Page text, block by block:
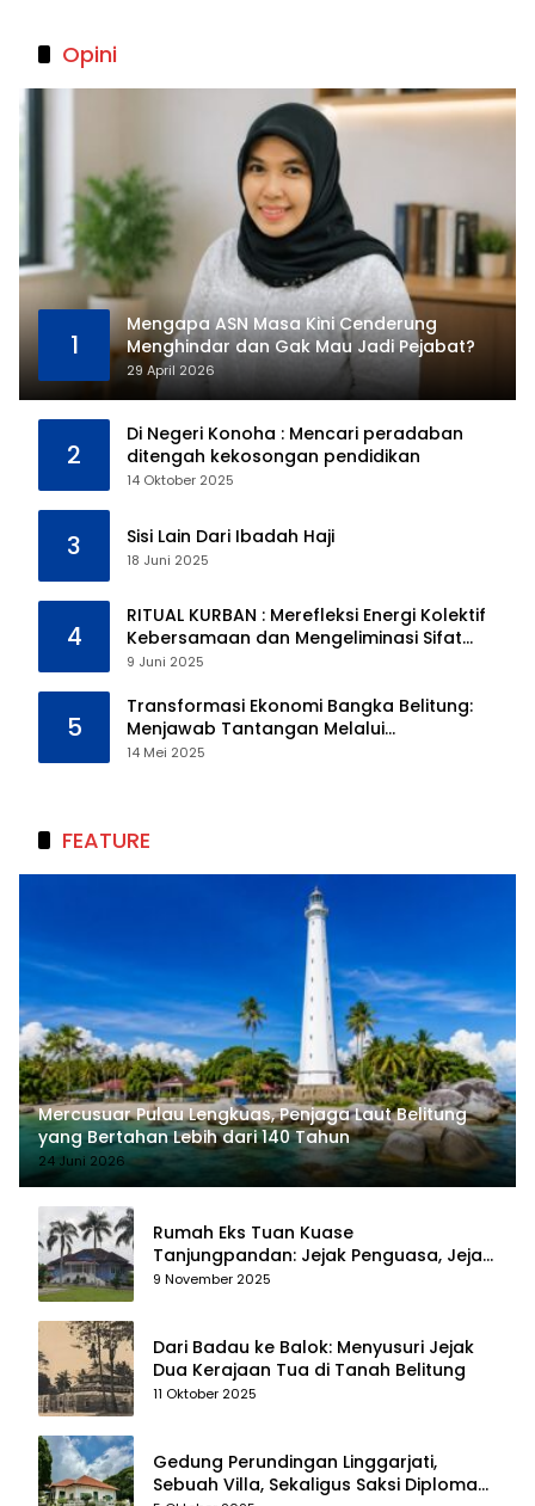
Opini
1
Mengapa ASN Masa Kini Cenderung
Menghindar dan Gak Mau Jadi Pejabat?
29 April 2026
2
Di Negeri Konoha : Mencari peradaban
ditengah kekosongan pendidikan
14 Oktober 2025
3 Sisi Lain Dari Ibadah Haji
18 Juni 2025
4
RITUAL KURBAN : Merefleksi Energi Kolektif
Kebersamaan dan Mengeliminasi Sifat
Kebinatangan Manusia
9 Juni 2025
5
Transformasi Ekonomi Bangka Belitung:
Menjawab Tantangan Melalui
Pengelolaan Sumber Daya Alam yang
14 Mei 2025
FEATURE
Mercusuar Pulau Lengkuas, Penjaga Laut Belitung
yang Bertahan Lebih dari 140 Tahun
24 Juni 2026
Rumah Eks Tuan Kuase
Tanjungpandan: Jejak Penguasa, Jejak
Kenangan
9 November 2025
Dari Badau ke Balok: Menyusuri Jejak
Dua Kerajaan Tua di Tanah Belitung
11 Oktober 2025
Gedung Perundingan Linggarjati,
Sebuah Villa, Sekaligus Saksi Diplomasi